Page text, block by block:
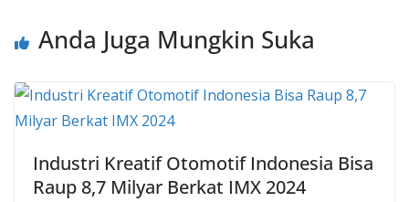
Anda Juga Mungkin Suka
Industri Kreatif Otomotif Indonesia Bisa
Raup 8,7 Milyar Berkat IMX 2024